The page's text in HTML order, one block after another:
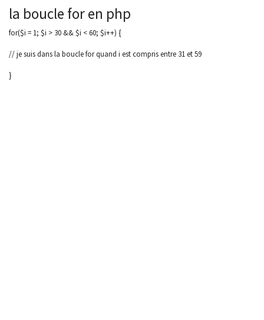
la boucle for en php
for($i = 1; $i > 30 && $i < 60; $i++) {
// je suis dans la boucle for quand i est compris entre 31 et 59
}